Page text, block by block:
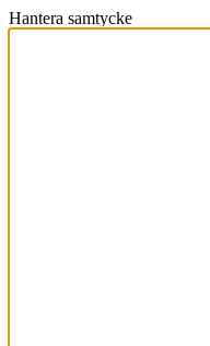
Hantera samtycke